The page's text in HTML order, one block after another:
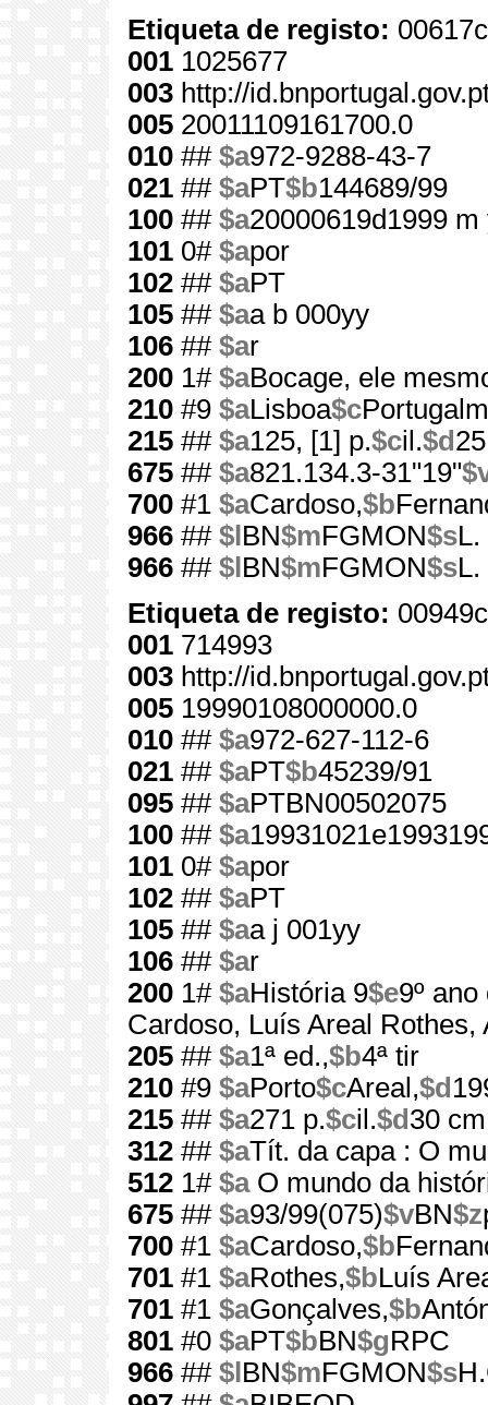
Etiqueta de registo:
001 1025677
003 http://
005 20011109161700.0
010 ## $a972-9288-43-7
021 ## $aPT$b144689/99
100 ## $a20000619d1999
101 0# $apor
102 ## $aPT
105 ## $aa b 000yy
106 ## $ar
200 1# $aBocage, ele
210 #9 $aLisboa$c
215 ## $a125, [1] p.$cil.$d
675 ## $a821.134.3-31"19"
700 #1 $aCardoso,$b
966 ## $l BN$mFGMON$sL.
966 ## $l BN$mFGMON$sL.
Etiqueta de registo:
001 714993
003 http://
005 19990108000000.0
010 ## $a972-627-112-6
021 ## $aPT$b45239/91
095 ## $aPTBN00502075
100 ## $a
101 0# $apor
102 ## $aPT
105 ## $aa j 001yy
106 ## $ar
200 1# $aHistória 9$e9º
Cardoso, Luís Areal
205 ## $a1ª ed.,$b4ª tir
210 #9 $aPorto$cAreal,$d
215 ## $a271 p.$cil.$d 30 cm
312 ## $aTít. da capa : O
512 1# $aO mundo da
675 ## $a93/99(075)$vBN$z
700 #1 $aCardoso,$b
701 #1 $aRothes,$bLuís
701 #1 $aGonçalves,$b
801 #0 $aPT$bBN$gRPC
966 ## $l BN$mFGMON$s